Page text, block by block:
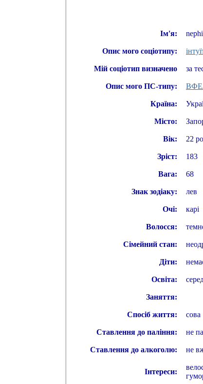
Ім'я:
Опис мого соціотипу:
Мій соціотип визначено за
Опис мого ПС-типу:
Країна:
Місто:
Вік: 22
Зріст: 183
Вага: 68
Знак зодіаку: лев
Очі: карі
Волосся:
Сімейний стан:
Діти:
Освіта:
Заняття:
Спосіб життя: сова
Ставлення до паління: не
Ставлення до алкоголю: не
Інтереси: